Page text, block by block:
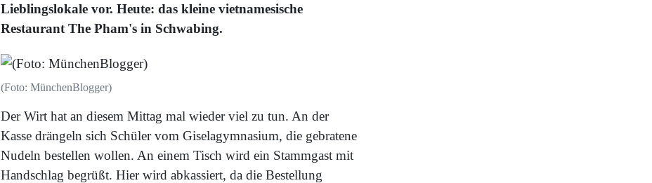
Lieblingslokale vor. Heute: das kleine vietnamesische
Restaurant The Pham's in Schwabing.
(Foto: MünchenBlogger)
Der Wirt hat an diesem Mittag mal wieder viel zu tun. An der
Kasse drängeln sich Schüler vom Giselagymnasium, die gebratene
Nudeln bestellen wollen. An einem Tisch wird ein Stammgast mit
Handschlag begrüßt. Hier wird abkassiert, da die Bestellung